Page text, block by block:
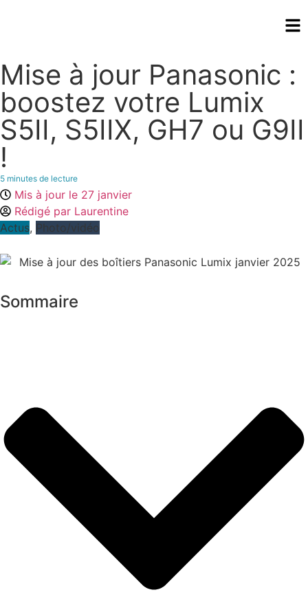
Mise à jour Panasonic :
boostez votre Lumix
S5II, S5IIX, GH7 ou G9II
!
5 minutes de lecture
Mis à jour le 27 janvier
Rédigé par Laurentine
Actus, Photo/vidéo
Sommaire